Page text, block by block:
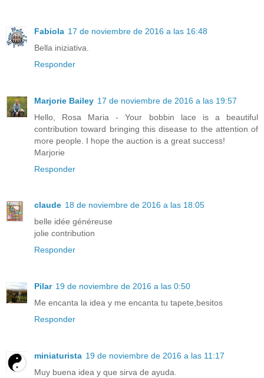
Fabiola 17 de noviembre de 2016 a las 16:48
Bella iniziativa.
Responder
Marjorie Bailey 17 de noviembre de 2016 a las 19:57
Hello, Rosa Maria - Your bobbin lace is a beautiful
contribution toward bringing this disease to the attention of
more people. I hope the auction is a great success!
Marjorie
Responder
claude 18 de noviembre de 2016 a las 18:05
belle idée généreuse
jolie contribution
Responder
Pilar 19 de noviembre de 2016 a las 0:50
Me encanta la idea y me encanta tu tapete,besitos
Responder
miniaturista 19 de noviembre de 2016 a las 11:17
Muy buena idea y que sirva de ayuda.